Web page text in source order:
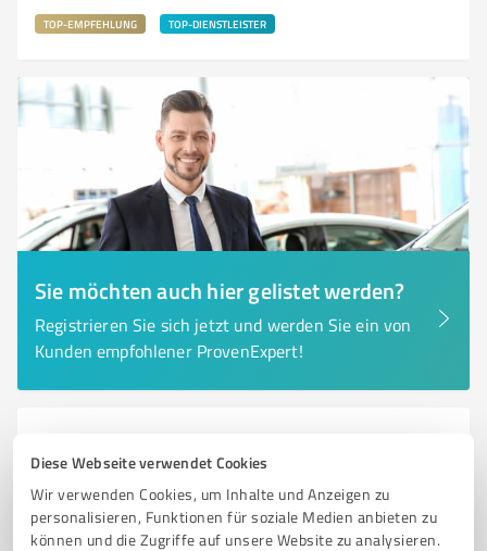
Diese Webseite verwendet Cookies
Wir verwenden Cookies, um Inhalte und Anzeigen zu
personalisieren, Funktionen für soziale Medien anbieten zu
können und die Zugriffe auf unsere Website zu analysieren.
TOP-EMPFEHLUNG TOP-DIENSTLEISTER
Sie möchten auch hier gelistet werden?
Registrieren Sie sich jetzt und werden Sie ein von
Kunden empfohlener ProvenExpert!
Betriebsberatung Baden Ottersweier
Unternehmensberatung und Existenzgründung in
Ottersweier für Ihren Erfolg